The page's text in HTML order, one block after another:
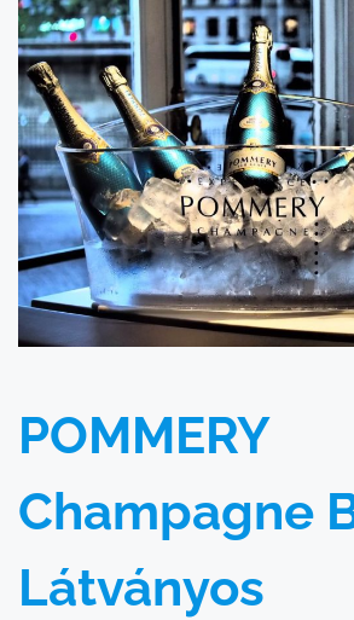
POMMERY
Champagne
Látványos